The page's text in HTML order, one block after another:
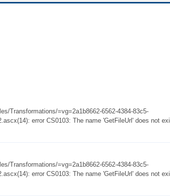
Transformations/=vg=2a1b8662-6562-4384-83c5-
error CS0103: The name 'GetFileUrl' does not
Transformations/=vg=2a1b8662-6562-4384-83c5-
error CS0103: The name 'GetFileUrl' does not